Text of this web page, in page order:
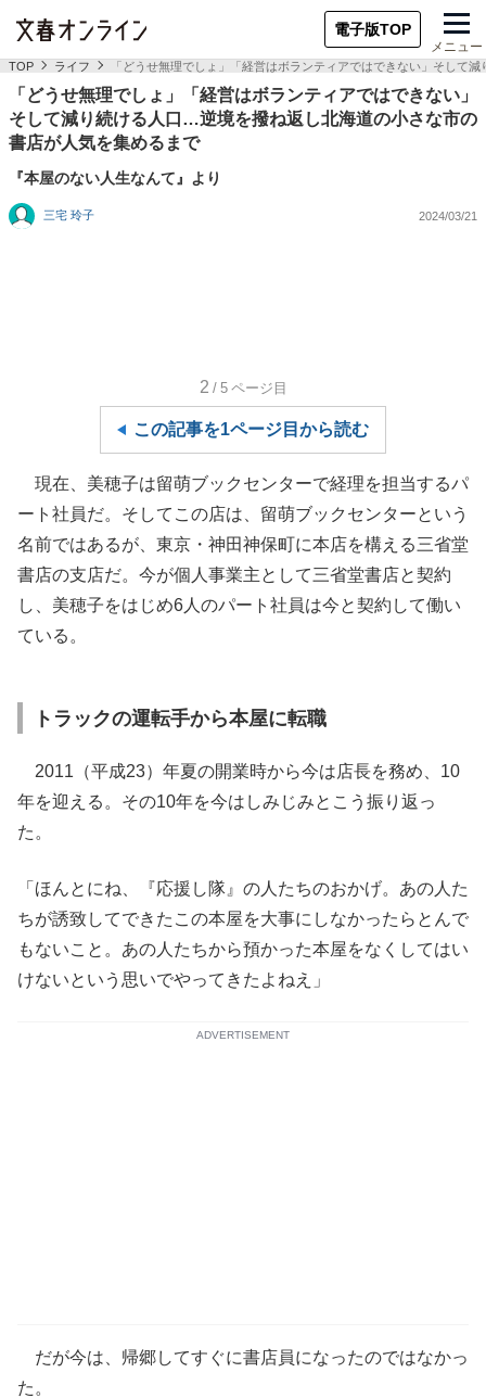
電子版TOP
メニュー
TOP ライフ 「どうせ無理でしょ」「経営はボランティアではできない」そして
「どうせ無理でしょ」「経営はボランティアではできない」
そして減り続ける人口…逆境を撥ね返し北海道の小さな市の
書店が人気を集めるまで
『本屋のない人生なんて』より
三宅 玲子 2024/03/21
2 /5 ページ目
この記事を1ページ目から読む
現在、美穂子は留萌ブックセンターで経理を担当するパ
ート社員だ。そしてこの店は、留萌ブックセンターという
名前ではあるが、東京・神田神保町に本店を構える三省堂
書店の支店だ。今が個人事業主として三省堂書店と契約
し、美穂子をはじめ6人のパート社員は今と契約して働い
ている。
トラックの運転手から本屋に転職
2011（平成23）年夏の開業時から今は店長を務め、10
年を迎える。その10年を今はしみじみとこう振り返っ
た。
「ほんとにね、『応援し隊』の人たちのおかげ。あの人た
ちが誘致してできたこの本屋を大事にしなかったらとんで
もないこと。あの人たちから預かった本屋をなくしてはい
けないという思いでやってきたよねえ」
ADVERTISEMENT
だが今は、帰郷してすぐに書店員になったのではなかっ
た。